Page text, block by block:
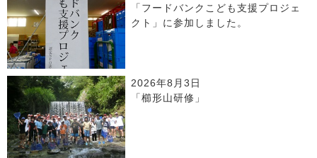
「フードバンクこども支援プロジェ
クト」に参加しました。
2026年8月3日
「櫛形山研修」